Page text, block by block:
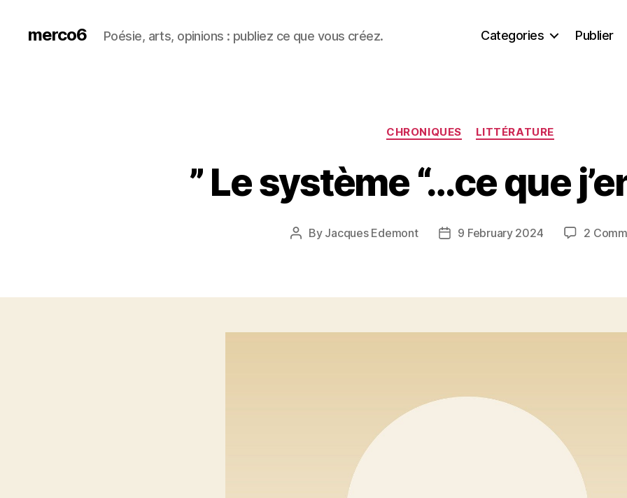
merco6 Poésie, arts, opinions : publiez ce que vous créez. Categories Publier
Categories
CHRONIQUES LITTÉRATURE
” Le système “…ce que
Post
By Jacques Edemont
Post9 February 2024 2